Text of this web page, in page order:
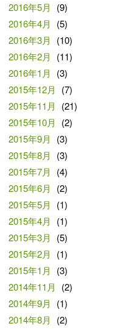
2016年5月
(9)
2016年4月
(5)
2016年3月
(10)
2016年2月
(11)
2016年1月
(3)
2015年12月
(7)
2015年11月
(21)
2015年10月
(2)
2015年9月
(3)
2015年8月
(3)
2015年7月
(4)
2015年6月
(2)
2015年5月
(1)
2015年4月
(1)
2015年3月
(5)
2015年2月
(1)
2015年1月
(3)
2014年11月
(2)
2014年9月
(1)
2014年8月
(2)